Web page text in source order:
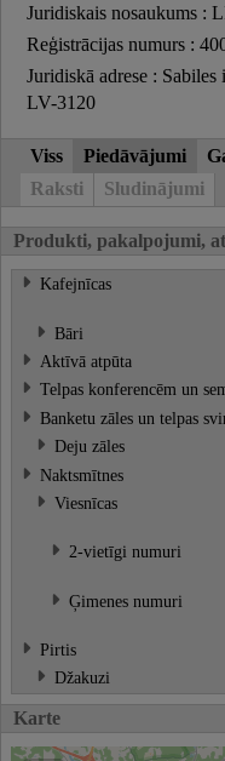
Juridiskais nosaukums :
Reģistrācijas numurs :
Juridiskā adrese :
LV-3120
Viss Piedāvājumi
Raksti
Sludinājumi
Produkti, pakalpojumi,
Kafejnīcas
Bāri
Aktīvā atpūta
Telpas konferencēm un
Banketu zāles un telpas
Deju zāles
Naktsmītnes
Viesnīcas
2-vietīgi numuri
Ģimenes numuri
Pirtis
Džakuzi
Karte